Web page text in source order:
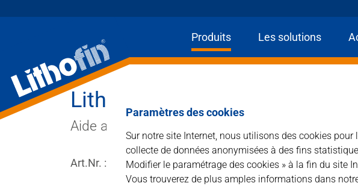
Paramètres des cookies
Sur notre site Internet, nous utilisons des cookies
collecte de données anonymisées à des fins
Modifier le paramétrage des cookies » à la fin du site
Vous trouverez de plus amples informations dans
Produits Les solutions
Produits
Actualités et plus
Lithofin AFH
Aide au jointoiement des surfaces poreuses.
Art.Nr. : 343